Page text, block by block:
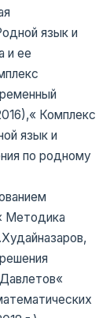
язык и
и ее
Комплекс
язык и
по родному
Методика